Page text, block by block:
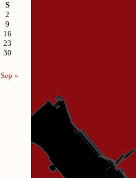
S
2
9
16
23
30
Sep »